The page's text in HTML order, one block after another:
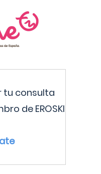
tu consulta
de EROSKI